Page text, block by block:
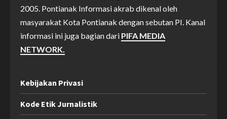
2005. Pontianak Informasi akrab dikenal oleh
masyarakat Kota Pontianak dengan sebutan PI. Kanal
informasi ini juga bagian dari PIFA MEDIA
NETWORK.
Kebijakan Privasi
Kode Etik Jurnalistik